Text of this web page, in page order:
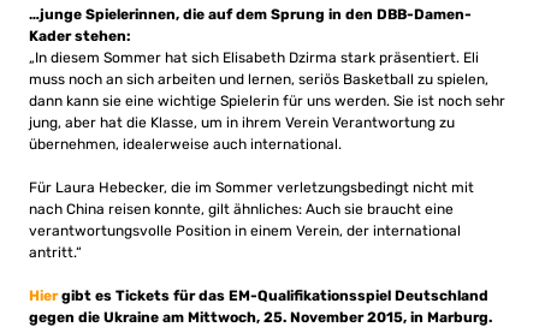
…junge Spielerinnen, die auf dem Sprung in den DBB-Damen-
Kader stehen:
„In diesem Sommer hat sich Elisabeth Dzirma stark präsentiert. Eli
muss noch an sich arbeiten und lernen, seriös Basketball zu spielen,
dann kann sie eine wichtige Spielerin für uns werden. Sie ist noch sehr
jung, aber hat die Klasse, um in ihrem Verein Verantwortung zu
übernehmen, idealerweise auch international.
Für Laura Hebecker, die im Sommer verletzungsbedingt nicht mit
nach China reisen konnte, gilt ähnliches: Auch sie braucht eine
verantwortungsvolle Position in einem Verein, der international
antritt.“
Hiergibt es Tickets für das EM-Qualifikationsspiel Deutschland
gegen die Ukraine am Mittwoch, 25. November 2015, in Marburg.